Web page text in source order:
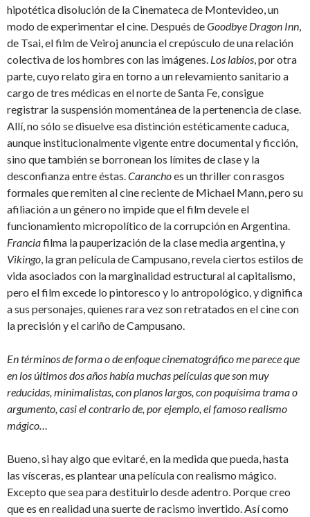
hipotética disolución de la Cinemateca de Montevideo, un
modo de experimentar el cine. Después deGoodbye Dragon Inn,
de Tsai, el film de Veiroj anuncia el crepúsculo de una relación
colectiva de los hombres con las imágenes. Los labios, por otra
parte, cuyo relato gira en torno a un relevamiento sanitario a
cargo de tres médicas en el norte de Santa Fe, consigue
registrar la suspensión momentánea de la pertenencia de clase.
Allí, no sólo se disuelve esa distinción estéticamente caduca,
aunque institucionalmente vigente entre documental y ficción,
sino que también se borronean los límites de clase y la
desconfianza entre éstas.Caranchoes un thriller con rasgos
formales que remiten al cine reciente de Michael Mann, pero su
afiliación a un género no impide que el film devele el
funcionamiento micropolítico de la corrupción en Argentina.
Franciafilma la pauperización de la clase media argentina, y
Vikingo, la gran película de Campusano, revela ciertos estilos de
vida asociados con la marginalidad estructural al capitalismo,
pero el film excede lo pintoresco y lo antropológico, y dignifica
a sus personajes, quienes rara vez son retratados en el cine con
la precisión y el cariño de Campusano.
En términos de forma o de enfoque cinematográfico me parece que
en los últimos dos años había muchas películas que son muy
reducidas, minimalistas, con planos largos, con poquísima trama o
argumento, casi el contrario de, por ejemplo, el famoso realismo
mágico…
Bueno, si hay algo que evitaré, en la medida que pueda, hasta
las vísceras, es plantear una película con realismo mágico.
Excepto que sea para destituirlo desde adentro. Porque creo
que es en realidad una suerte de racismo invertido. Así como